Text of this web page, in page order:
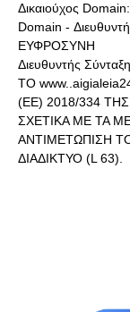
Δικαιούχος
Domain -
ΕΥΦΡΟΣΥΝΗ
Διευθυντής
ΤΟ
(ΕΕ) 2018/334
ΣΧΕΤΙΚΑ ΜΕ ΤΑ
ΑΝΤΙΜΕΤΩΠΙΣΗ
ΔΙΑΔΙΚΤΥΟ (L 63).